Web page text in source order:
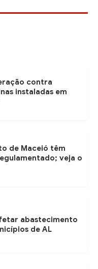
contra
instaladas em
de Maceió têm
veja o
abastecimento
de AL